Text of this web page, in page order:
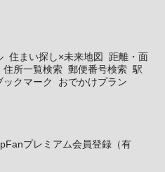
住まい探し×未来地図
距離・面
住所一覧検索 郵便番号検索 駅
ックマーク おでかけプラン
プレミアム会員登録（有